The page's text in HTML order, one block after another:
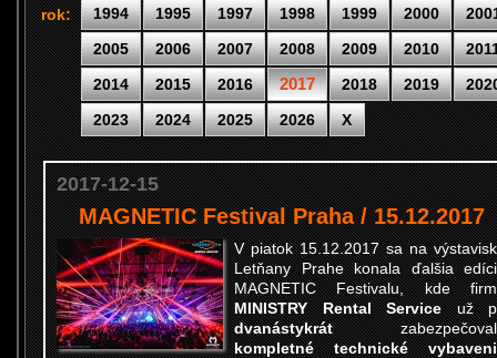
rok: 1994 1995 1997 1998 1999 2000
2005
2006 2007 2008 2009 2010
2014
2015 2016 2017 2018 2019
2023
2024 2025 2026 X
2017-12-15
MAGNETIC Festival Praha / 15.12.2017
V piatok 15.12.2017 sa na
Letňany Prahe konala ďalšia
MAGNETIC Festivalu, kde
MINISTRY Rental Serviceuž
dvanástykrát
kompletné technické